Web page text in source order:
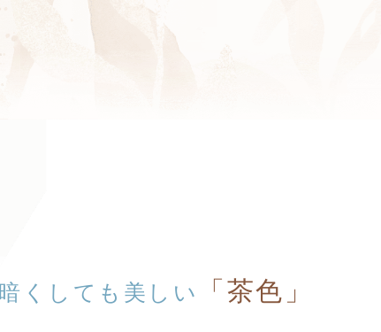
暗くしても美しい 「茶色」